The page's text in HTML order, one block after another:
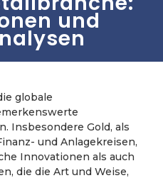
und
globale
Insbesondere Gold, als
und Anlagekreisen,
Innovationen als auch
die die Art und Weise,